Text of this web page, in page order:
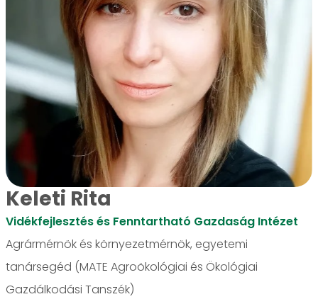
Keleti Rita
Vidékfejlesztés és Fenntartható Gazdaság Intézet
Agrármérnök és környezetmérnök, egyetemi
tanársegéd (MATE Agroökológiai és Ökológiai
Gazdálkodási Tanszék)